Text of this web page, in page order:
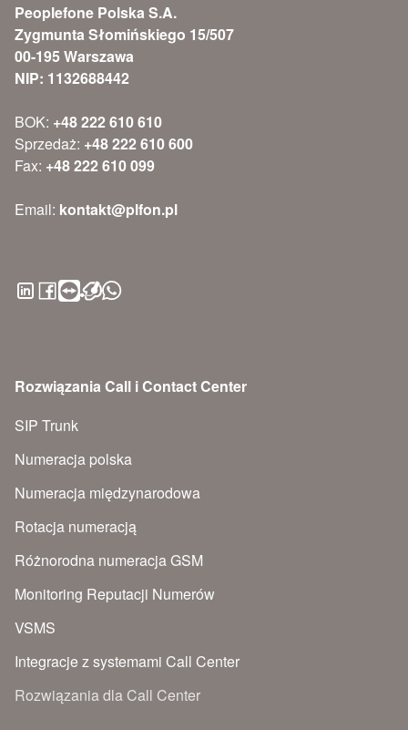
Peoplefone Polska S.A.
Zygmunta Słomińskiego 15/507
00-195 Warszawa
NIP: 1132688442
BOK: +48 222 610 610
Sprzedaż: +48 222 610 600
Fax: +48 222 610 099
Email: kontakt@plfon.pl
Rozwiązania Call i Contact Center
SIP Trunk
Numeracja polska
Numeracja międzynarodowa
Rotacja numeracją
Różnorodna numeracja GSM
Monitoring Reputacji Numerów
VSMS
Integracje z systemami Call Center
Rozwiązania dla Call Center